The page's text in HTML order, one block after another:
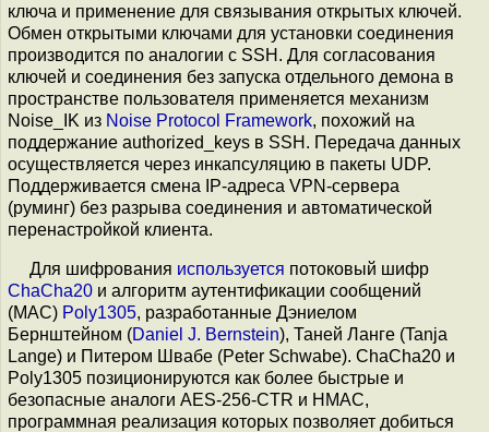
ключа и применение для связывания открытых ключей.
Обмен открытыми ключами для установки соединения
производится по аналогии с SSH. Для согласования
ключей и соединения без запуска отдельного демона в
пространстве пользователя применяется механизм
Noise_IK из Noise Protocol Framework, похожий на
поддержание authorized_keys в SSH. Передача данных
осуществляется через инкапсуляцию в пакеты UDP.
Поддерживается смена IP-адреса VPN-сервера
(руминг) без разрыва соединения и автоматической
перенастройкой клиента.
Для шифрования используется потоковый шифр
ChaCha20 и алгоритм аутентификации сообщений
(MAC) Poly1305, разработанные Дэниелом
Бернштейном (Daniel J. Bernstein), Таней Ланге (Tanja
Lange) и Питером Швабе (Peter Schwabe). ChaCha20 и
Poly1305 позиционируются как более быстрые и
безопасные аналоги AES-256-CTR и HMAC,
программная реализация которых позволяет добиться